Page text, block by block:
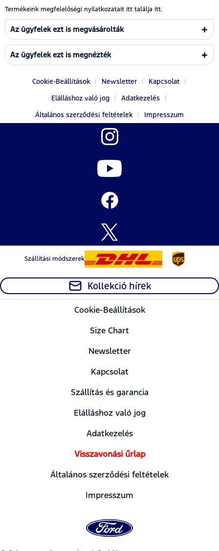
Termékeink megfelelőségi nyilatkozatait itt találja itt.
Az ügyfelek ezt is megvásárolták
Az ügyfelek ezt is megnézték
Cookie-Beállítások Newsletter
Kapcsolat
Elálláshoz való jog
Adatkezelés
Általános szerződési feltételek
Impresszum
Szállítási módszerek
Kollekció hírek
Cookie-Beállítások
Size Chart
Newsletter
Kapcsolat
Szállítás és garancia
Elálláshoz való jog
Adatkezelés
Visszavonási űrlap
Általános szerződési feltételek
Impresszum